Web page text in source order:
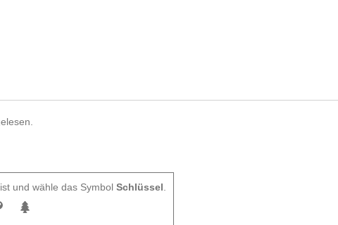
und wähle das Symbol Schlüssel